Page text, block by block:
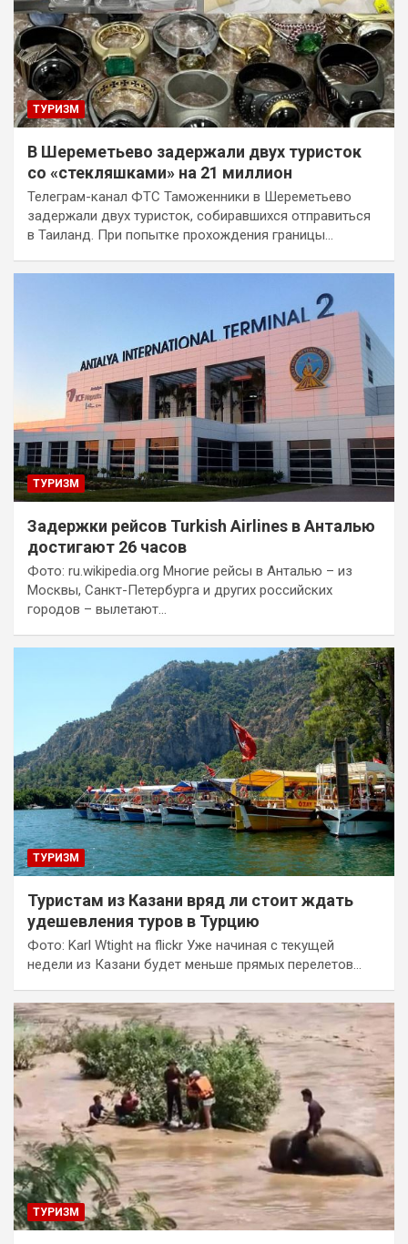
ТУРИЗМ
В Шереметьево задержали двух туристок
со «стекляшками» на 21 миллион
Телеграм-канал ФТС Таможенники в Шереметьево
задержали двух туристок, собиравшихся отправиться
в Таиланд. При попытке прохождения границы…
ТУРИЗМ
Задержки рейсов Turkish Airlines в Анталью
достигают 26 часов
Фото: ru.wikipedia.org Многие рейсы в Анталью – из
Москвы, Санкт-Петербурга и других российских
городов – вылетают…
ТУРИЗМ
Туристам из Казани вряд ли стоит ждать
удешевления туров в Турцию
Фото: Karl Wtight на flickr Уже начиная с текущей
недели из Казани будет меньше прямых перелетов…
ТУРИЗМ